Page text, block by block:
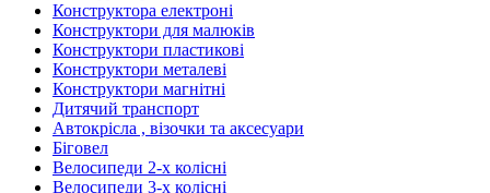
Конструктора електроні
Конструктори для малюків
Конструктори пластикові
Конструктори металеві
Конструктори магнітні
Дитячий транспорт
Автокрісла , візочки та аксесуари
Біговел
Велосипеди 2-х колісні
Велосипеди 3-х колісні